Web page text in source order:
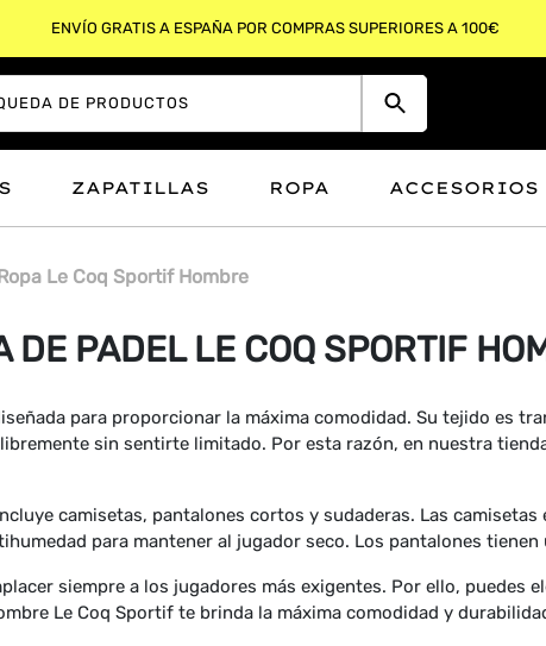
ZAPATILLAS ROPA ACCESORIOS
Le Coq Sportif Hombre
DE PADEL LE COQ SPORTIF
para proporcionar la máxima comodidad. Su tejido es
sin sentirte limitado. Por esta razón, en nuestra
camisetas, pantalones cortos y sudaderas. Las
para mantener al jugador seco. Los pantalones
siempre a los jugadores más exigentes. Por ello, puedes
Le Coq Sportif te brinda la máxima comodidad y
ENVÍO GRATIS A ESPAÑA POR COMPRAS SUPERIORES A 100€